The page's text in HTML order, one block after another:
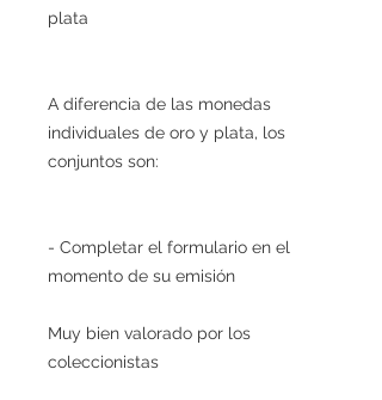
plata
A diferencia de las monedas
individuales de oro y plata, los
conjuntos son:
- Completar el formulario en el
momento de su emisión
Muy bien valorado por los
coleccionistas